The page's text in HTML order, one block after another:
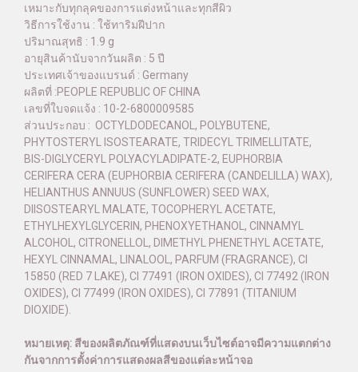
เหมาะกับทุกลุคของการแต่งหน้าและทุกสีผิว
วิธีการใช้งาน : ใช้ทาริมฝีปาก
ปริมาณสุทธิ : 1.9 g
อายุสินค้านับจากวันผลิต : 5 ปี
ประเทศเจ้าของแบรนด์ : Germany
ผลิตที่ :PEOPLE REPUBLIC OF CHINA
เลขที่ใบจดแจ้ง : 10-2-6800009585
ส่วนประกอบ : OCTYLDODECANOL, POLYBUTENE,
PHYTOSTERYL ISOSTEARATE, TRIDECYL TRIMELLITATE,
BIS-DIGLYCERYL POLYACYLADIPATE-2, EUPHORBIA
CERIFERA CERA (EUPHORBIA CERIFERA (CANDELILLA) WAX),
HELIANTHUS ANNUUS (SUNFLOWER) SEED WAX,
DIISOSTEARYL MALATE, TOCOPHERYL ACETATE,
ETHYLHEXYLGLYCERIN, PHENOXYETHANOL, CINNAMYL
ALCOHOL, CITRONELLOL, DIMETHYL PHENETHYL ACETATE,
HEXYL CINNAMAL, LINALOOL, PARFUM (FRAGRANCE), CI
15850 (RED 7 LAKE), CI 77491 (IRON OXIDES), CI 77492 (IRON
OXIDES), CI 77499 (IRON OXIDES), CI 77891 (TITANIUM
DIOXIDE).
หมายเหตุ: สีของผลิตภัณฑ์ที่แสดงบนเว็บไซต์อาจมีความแตกต่าง
กันจากการตั้งค่าการแสดงผลสีของแต่ละหน้าจอ